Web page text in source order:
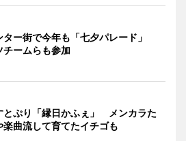
ター街で今年も「七夕パレード」
チームらも参加
とぷり「縁日かふぇ」 メンカラた
楽曲流して育てたイチゴも